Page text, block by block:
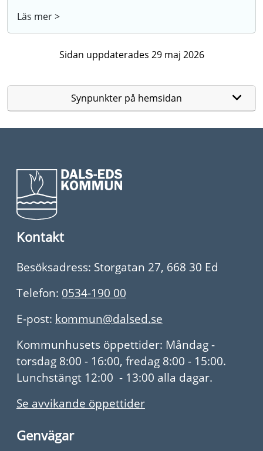
Läs mer >
Sidan uppdaterades 29 maj 2026
Synpunkter på hemsidan
Kontakt
Besöksadress: Storgatan 27, 668 30 Ed
Telefon: 0534-190 00
E-post: kommun@dalsed.se
Kommunhusets öppettider: Måndag -
torsdag 8:00 - 16:00, fredag 8:00 - 15:00.
Lunchstängt 12:00 - 13:00 alla dagar.
Se avvikande öppettider
Genvägar